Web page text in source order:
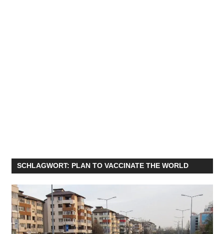
SCHLAGWORT: PLAN TO VACCINATE THE WORLD